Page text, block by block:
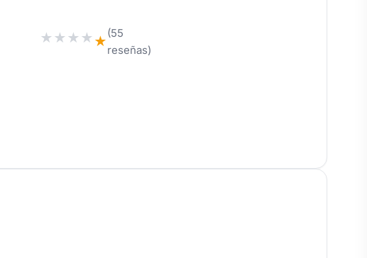
★ ★ ★ ★ ★
(55
reseñas)